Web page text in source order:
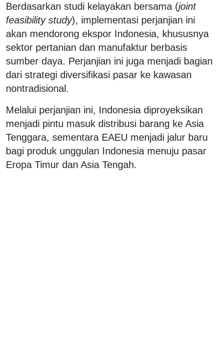
Berdasarkan studi kelayakan bersama (joint
feasibility study), implementasi perjanjian ini
akan mendorong ekspor Indonesia, khususnya
sektor pertanian dan manufaktur berbasis
sumber daya. Perjanjian ini juga menjadi bagian
dari strategi diversifikasi pasar ke kawasan
nontradisional.
Melalui perjanjian ini, Indonesia diproyeksikan
menjadi pintu masuk distribusi barang ke Asia
Tenggara, sementara EAEU menjadi jalur baru
bagi produk unggulan Indonesia menuju pasar
Eropa Timur dan Asia Tengah.